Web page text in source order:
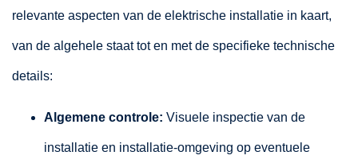
relevante aspecten van de elektrische installatie in kaart,
van de algehele staat tot en met de specifieke technische
details:
Algemene controle: Visuele inspectie van de
installatie en installatie-omgeving op eventuele